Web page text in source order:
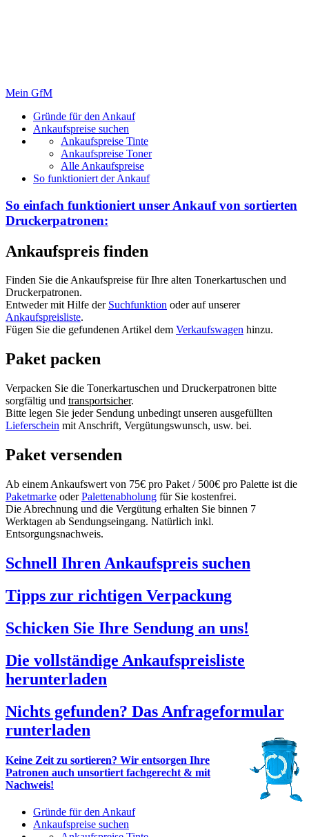
Mein GfM
Gründe für den Ankauf
Ankaufspreise suchen
Ankaufspreise Tinte
Ankaufspreise Toner
Alle Ankaufspreise
So funktioniert der Ankauf
So einfach funktioniert unser Ankauf von sortierten
Druckerpatronen:
Ankaufspreis finden
Finden Sie die Ankaufspreise für Ihre alten Tonerkartuschen und
Druckerpatronen.
Entweder mit Hilfe der Suchfunktion oder auf unserer
Ankaufspreisliste.
Fügen Sie die gefundenen Artikel dem Verkaufswagen hinzu.
Paket packen
Verpacken Sie die Tonerkartuschen und Druckerpatronen bitte
sorgfältig und transportsicher.
Bitte legen Sie jeder Sendung unbedingt unseren ausgefüllten
Lieferschein mit Anschrift, Vergütungswunsch, usw. bei.
Paket versenden
Ab einem Ankaufswert von 75€ pro Paket / 500€ pro Palette ist die
Paketmarke oderPalettenabholung für Sie kostenfrei.
Die Abrechnung und die Vergütung erhalten Sie binnen 7
Werktagen ab Sendungseingang. Natürlich inkl.
Entsorgungsnachweis.
Schnell Ihren Ankaufspreis suchen
Tipps zur richtigen Verpackung
Schicken Sie Ihre Sendung an uns!
Die vollständige Ankaufspreisliste
herunterladen
Nichts gefunden? Das Anfrageformular
runterladen
Keine Zeit zu sortieren? Wir entsorgen Ihre
Patronen auch unsortiert fachgerecht & mit
Nachweis!
Gründe für den Ankauf
Ankaufspreise suchen